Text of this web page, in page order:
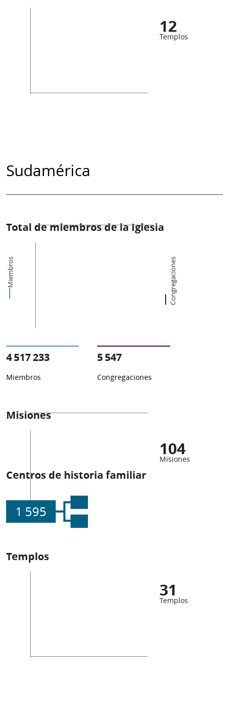
12
Templos
Sudamérica
Total de miembros de la Iglesia
Miembros Congregaciones
4 517 233
Miembros
5 547
Congregaciones
Misiones
104
Misiones
Centros de historia familiar
1 595
Templos
31
Templos